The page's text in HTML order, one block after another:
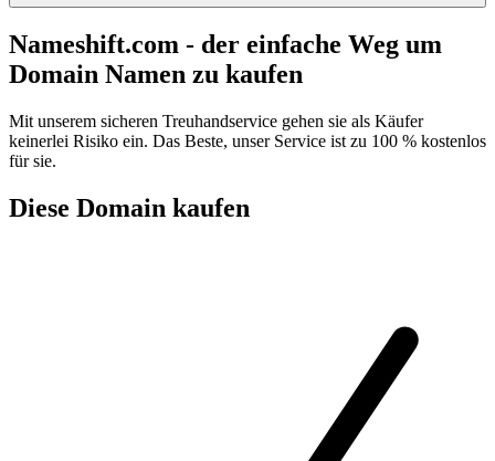
Nameshift.com - der einfache Weg um
Domain Namen zu kaufen
Mit unserem sicheren Treuhandservice gehen sie als Käufer
keinerlei Risiko ein. Das Beste, unser Service ist zu 100 % kostenlos
für sie.
Diese Domain kaufen